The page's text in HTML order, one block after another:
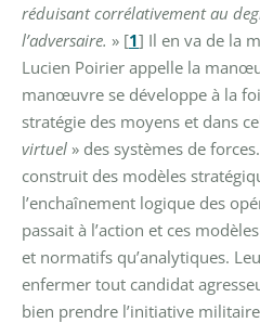
réduisant corrélativement au
l’adversaire. » [1] Il en va de la
Lucien Poirier appelle la
manœuvre se développe à la
stratégie des moyens et dans
virtuel » des systèmes de
construit des modèles
l’enchaînement logique des
passait à l’action et ces
et normatifs qu’analytiques.
enfermer tout candidat
bien prendre l’initiative